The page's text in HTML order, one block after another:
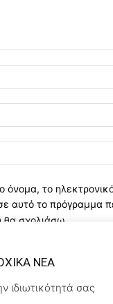
όνομα, το
αυτό το πρόγραμμα
σχολιάσω.
αυτό το έντυπο
χειρισμό των
του ορους
NEA
ιδιωτικότητά σας